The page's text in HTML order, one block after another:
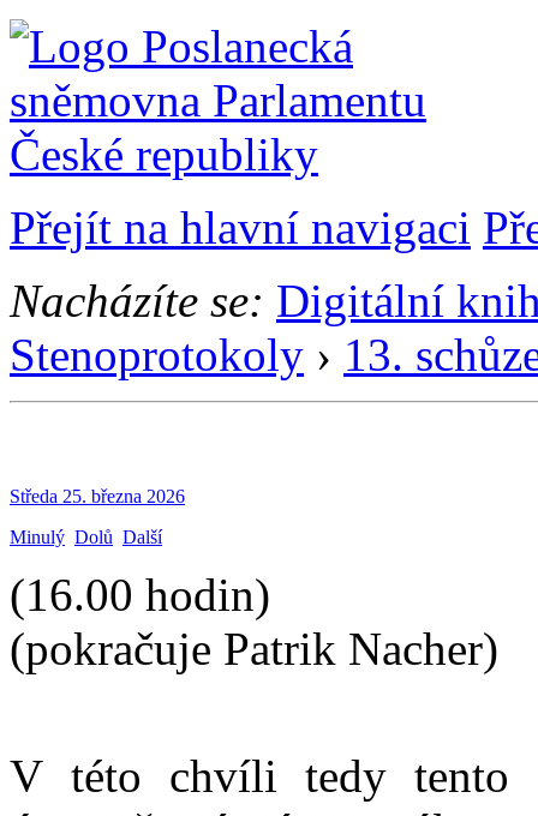
Přejít na hlavní navigaci
Nacházíte se: Digitální
Stenoprotokoly › 13.
Středa 25. března 2026
Minulý Dolů Další
(16.00 hodin)
(pokračuje Patrik Nacher)
V této chvíli tedy tento